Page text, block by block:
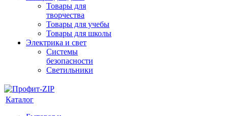
Товары для
творчества
Товары для учебы
Товары для школы
Электрика и свет
Системы
безопасности
Светильники
Каталог